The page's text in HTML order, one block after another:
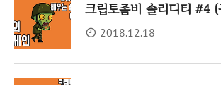
크립토좀비 솔리디티 #4 (
2018.12.18